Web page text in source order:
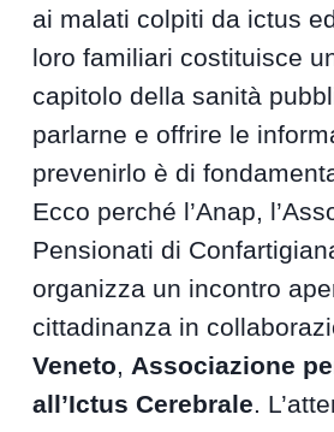
ai malati colpiti da ictus
loro familiari costituisce
capitolo della sanità
parlarne e offrire le
prevenirlo è di
Ecco perché l’Anap,
Pensionati di
organizza un incontro
cittadinanza in
Veneto, Associazione
all’Ictus Cerebrale.